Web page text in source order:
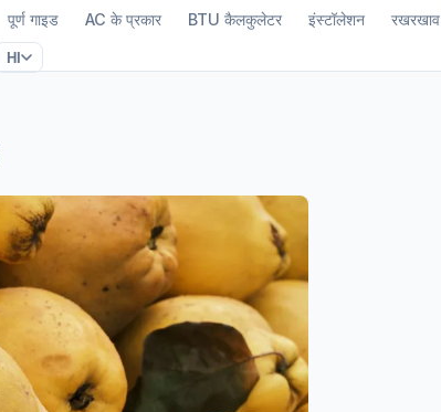
पूर्ण गाइड AC के प्रकार BTU कैलकुलेटर इंस्टॉलेशन रखरखाव
HI